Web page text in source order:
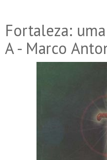
Fortaleza:
A - Marco